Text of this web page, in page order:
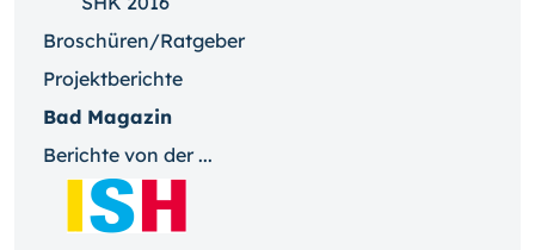
Broschüren/Ratgeber
Projektberichte
Bad Magazin
Berichte von der ...